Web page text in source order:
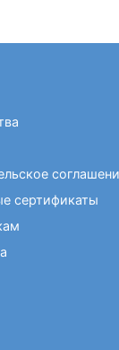
сертификаты